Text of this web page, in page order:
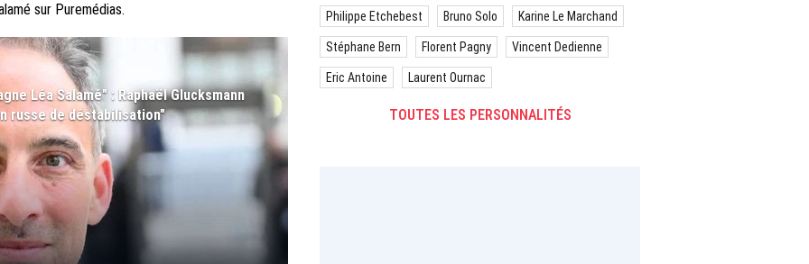
sur Puremédias.
Léa Salamé" : Raphaël Glucksmann
russe de déstabilisation"
Philippe Etchebest Bruno Solo Karine Le Marchand
Stéphane Bern Florent Pagny Vincent Dedienne
Eric Antoine Laurent Ournac
TOUTES LES PERSONNALITÉS